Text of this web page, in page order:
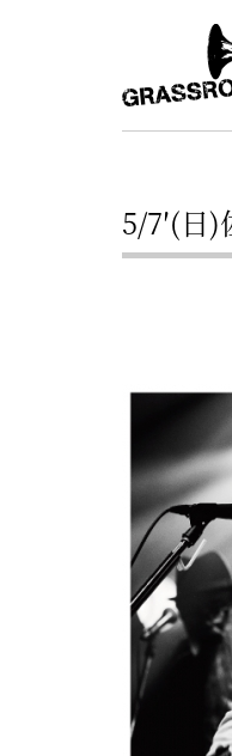
浜
グ
ス
ル
–
–
駅
北
口
か
3
分・
鶴
屋
町
に
あ
る
5/7′(日